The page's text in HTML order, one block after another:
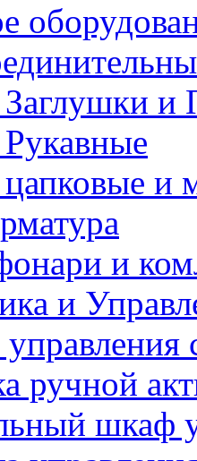
и
и
и
и
ручной
шкаф